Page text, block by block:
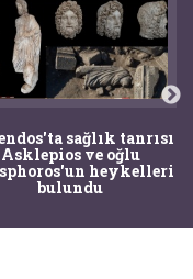
sağlık tanrısı
Asklepios ve oğlu
heykelleri
bulundu